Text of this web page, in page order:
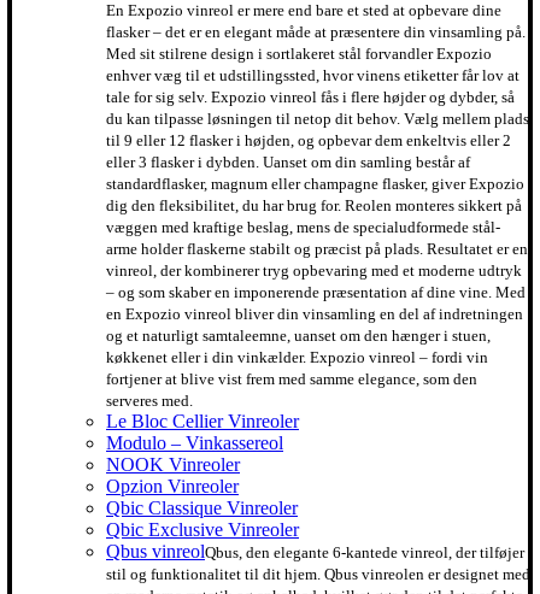
En Expozio vinreol er mere end bare et sted at opbevare dine
flasker – det er en elegant måde at præsentere din vinsamling på.
Med sit stilrene design i sortlakeret stål forvandler Expozio
enhver væg til et udstillingssted, hvor vinens etiketter får lov at
tale for sig selv. Expozio vinreol fås i flere højder og dybder, så
du kan tilpasse løsningen til netop dit behov. Vælg mellem plads
til 9 eller 12 flasker i højden, og opbevar dem enkeltvis eller 2
eller 3 flasker i dybden. Uanset om din samling består af
standardflasker, magnum eller champagne flasker, giver Expozio
dig den fleksibilitet, du har brug for. Reolen monteres sikkert på
væggen med kraftige beslag, mens de specialudformede stål-
arme holder flaskerne stabilt og præcist på plads. Resultatet er en
vinreol, der kombinerer tryg opbevaring med et moderne udtryk
– og som skaber en imponerende præsentation af dine vine. Med
en Expozio vinreol bliver din vinsamling en del af indretningen
og et naturligt samtaleemne, uanset om den hænger i stuen,
køkkenet eller i din vinkælder. Expozio vinreol – fordi vin
fortjener at blive vist frem med samme elegance, som den
serveres med.
Le Bloc Cellier Vinreoler
Modulo – Vinkassereol
NOOK Vinreoler
Opzion Vinreoler
Qbic Classique Vinreoler
Qbic Exclusive Vinreoler
Qbus vinreolQbus, den elegante 6-kantede vinreol, der tilføjer
stil og funktionalitet til dit hjem. Qbus vinreolen er designet med